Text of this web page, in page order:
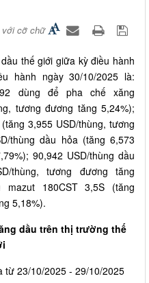
với cỡ chữ
thế giới giữa kỳ điều hành
hành ngày 30/10/2025 là:
dùng để pha chế xăng
tương đương tăng 5,24%);
3,955 USD/thùng, tương
thùng dầu hỏa (tăng 6,573
90,942 USD/thùng dầu
thùng, tương đương tăng
mazut 180CST 3,5S (tăng
5,18%).
dầu trên thị trường thế
từ 23/10/2025 - 29/10/2025